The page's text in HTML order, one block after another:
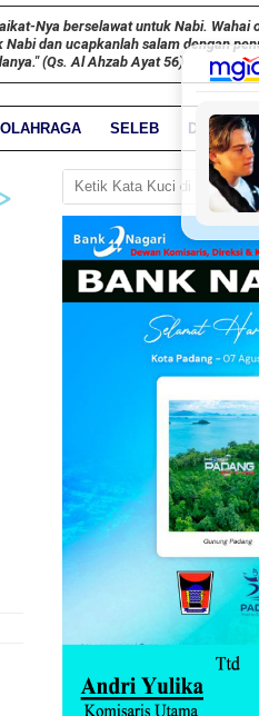
Nya berselawat untuk Nabi. Wahai
dan ucapkanlah salam dengan
(Qs. Al Ahzab Ayat 56)
OLAHRAGA SELEB DUNIA